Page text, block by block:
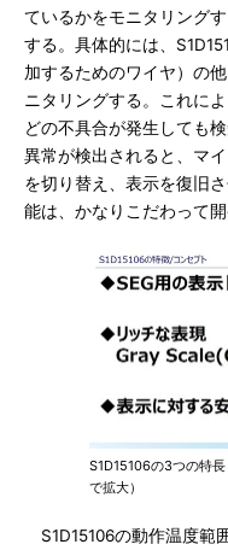
ているかをモニタリング
する。具体的には、
加するためのワイヤ）の
ニタリングする。これに
どの不具合が発生しても
異常が検出されると、マ
を切り替え、表示を復旧
能は、かなりこだわって
S1D15106の3つの特
で拡大）
S1D15106の動作温度範